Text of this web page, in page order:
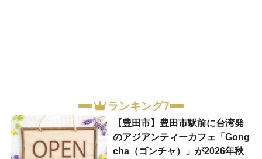
ランキング7
【豊田市】豊田市駅前に台湾発
のアジアンティーカフェ「Gong
cha（ゴンチャ）」が2026年秋